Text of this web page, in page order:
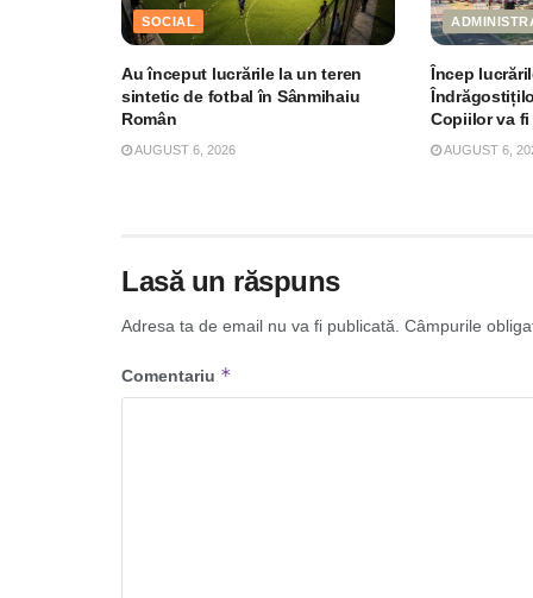
SOCIAL
Au început lucrările la un teren
sintetic de fotbal în Sânmihaiu
Român
AUGUST 6, 2026
Încep
Copiilor va
AUGUST 6,
Lasă un răspuns
Adresa ta de email nu va fi publicată. Câmpurile
Comentariu *